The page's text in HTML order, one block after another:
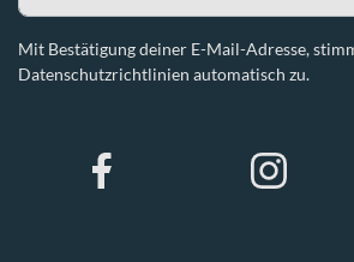
Mit Bestätigung deiner E-Mail-Adresse,
Datenschutzrichtlinien automatisch zu.